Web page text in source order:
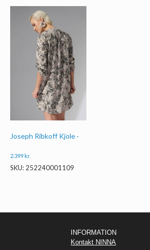
Joseph Ribkoff Kjole ·
2.399kr.
SKU: 252240001109
INFORMATION
Kontakt NINNA